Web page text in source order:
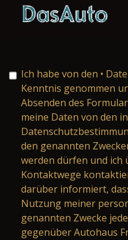
Ich habe von den •
Kenntnis genommen
Absenden des
meine Daten von den
den genannten
werden dürfen und ich
Kontaktwege
darüber informiert,
Nutzung meiner
genannten Zwecke
gegenüber Autohaus